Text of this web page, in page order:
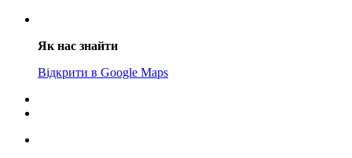
Як нас знайти
Відкрити в Google Maps